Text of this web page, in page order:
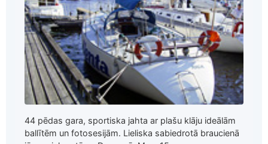
44 pēdas gara, sportiska jahta ar plašu klāju ideālām
ballītēm un fotosesijām. Lieliska sabiedrotā braucienā